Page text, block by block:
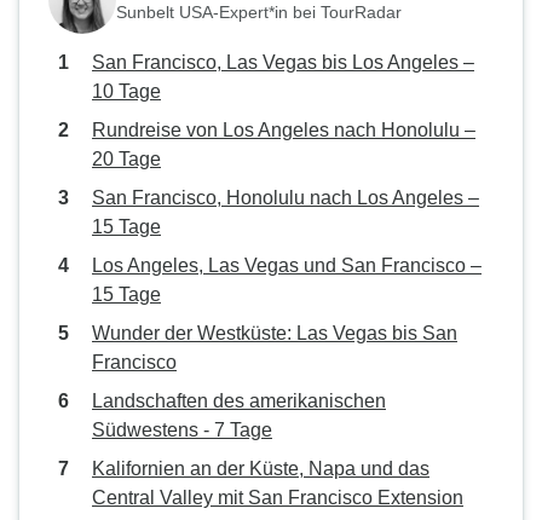
Sunbelt USA-Expert*in bei TourRadar
San Francisco, Las Vegas bis Los Angeles –
10 Tage
Rundreise von Los Angeles nach Honolulu –
20 Tage
San Francisco, Honolulu nach Los Angeles –
15 Tage
Los Angeles, Las Vegas und San Francisco –
15 Tage
Wunder der Westküste: Las Vegas bis San
Francisco
Landschaften des amerikanischen
Südwestens - 7 Tage
Kalifornien an der Küste, Napa und das
Central Valley mit San Francisco Extension